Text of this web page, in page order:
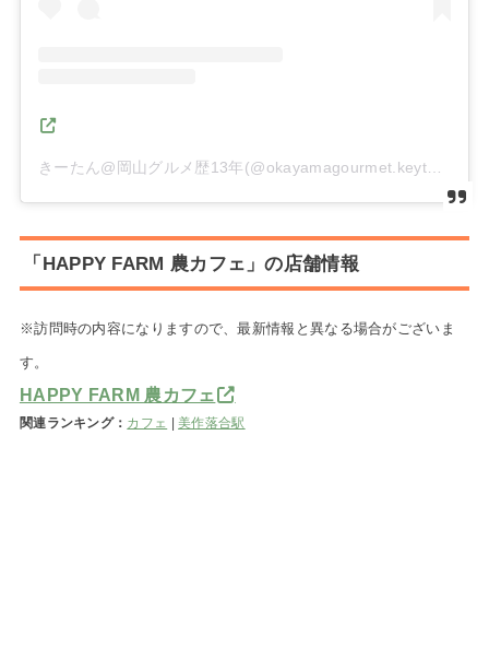
「HAPPY FARM 農カフェ」の店舗情報
※訪問時の内容になりますので、最新情報と異なる場合がございま
す。
HAPPY FARM 農カフェ
関連ランキング： カフェ |美作落合駅